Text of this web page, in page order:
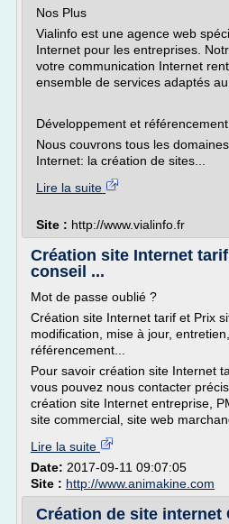
Nos Plus
Vialinfo est une agence web
Internet pour les entreprises.
votre communication Internet
ensemble de services adaptés
Développement et référencement
Nous couvrons tous les
Internet: la création de sites...
Lire la suite
Site : http://www.vialinfo.fr
Création site Internet
conseil ...
Mot de passe oublié ?
Création site Internet tarif et Prix
modification, mise à jour,
référencement...
Pour savoir création site Internet
vous pouvez nous contacter
création site Internet entreprise,
site commercial, site web
Lire la suite
Date: 2017-09-11 09:07:05
Site : http://www.animakine.com
Création de site internet